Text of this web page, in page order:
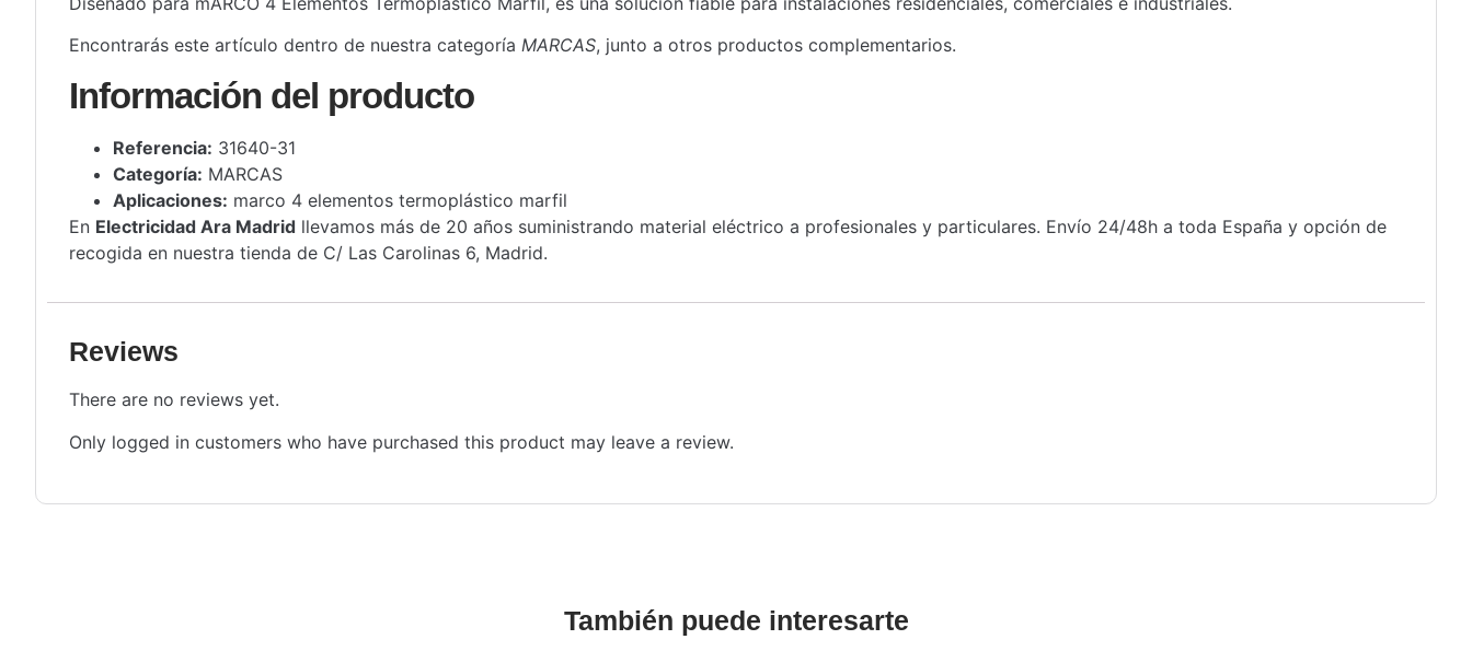
Encontrarás este artículo dentro de nuestra categoría MARCAS, junto a otros productos complementarios.
Información del producto
Referencia: 31640-31
Categoría: MARCAS
Aplicaciones: marco 4 elementos termoplástico marfil
En Electricidad Ara Madrid llevamos más de 20 años suministrando material eléctrico a profesionales y particulares. Envío 24/48h a toda España y opción de
recogida en nuestra tienda de C/ Las Carolinas 6, Madrid.
Reviews
There are no reviews yet.
Only logged in customers who have purchased this product may leave a review.
También puede interesarte